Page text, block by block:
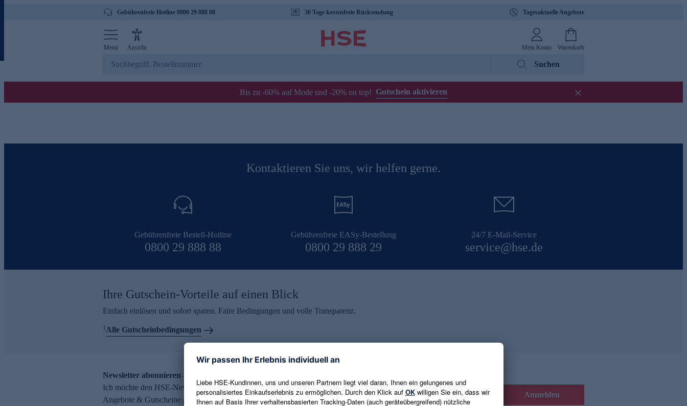
Gebührenfreie Hotline 0800 29 888 88 30 Tage kostenfreie Rücksendung Tagesaktuelle Angebote
Menü Ansicht Mein Konto Warenkorb
Suchen
Bis zu -60% auf Mode und -20% on top! Gutschein aktivieren
Kontaktieren Sie uns, wir helfen gerne.
Gebührenfreie Bestell-Hotline
0800 29 888 88
Gebührenfreie EASy-Bestellung
0800 29 888 29
24/7 E-Mail-Service
service@hse.de
Ihre Gutschein-Vorteile auf einen Blick
Einfach einlösen und sofort sparen. Faire Bedingungen und volle Transparenz.
1Alle Gutscheinbedingungen
Newsletter abonnieren – 10 € Gutschein erhalten
Ich möchte den HSE-Newsletter abonnieren und aktuelle Trends,
Angebote & Gutscheine per E-Mail erhalten. Als Dankeschön
E-Mail-Adresse eingeben Anmelden